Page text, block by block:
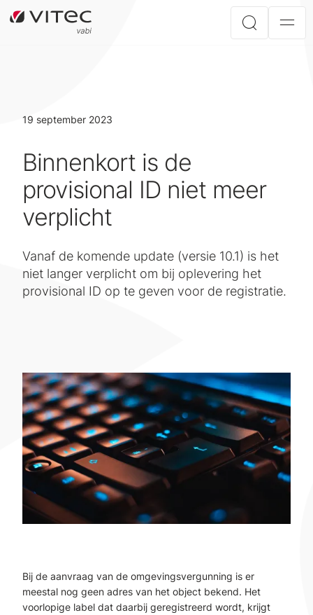
19 september 2023
Binnenkort is de
provisional ID niet meer
verplicht
Vanaf de komende update (versie 10.1) is het
niet langer verplicht om bij oplevering het
provisional ID op te geven voor de registratie.
Bij de aanvraag van de omgevingsvergunning is er
meestal nog geen adres van het object bekend. Het
voorlopige label dat daarbij geregistreerd wordt, krijgt